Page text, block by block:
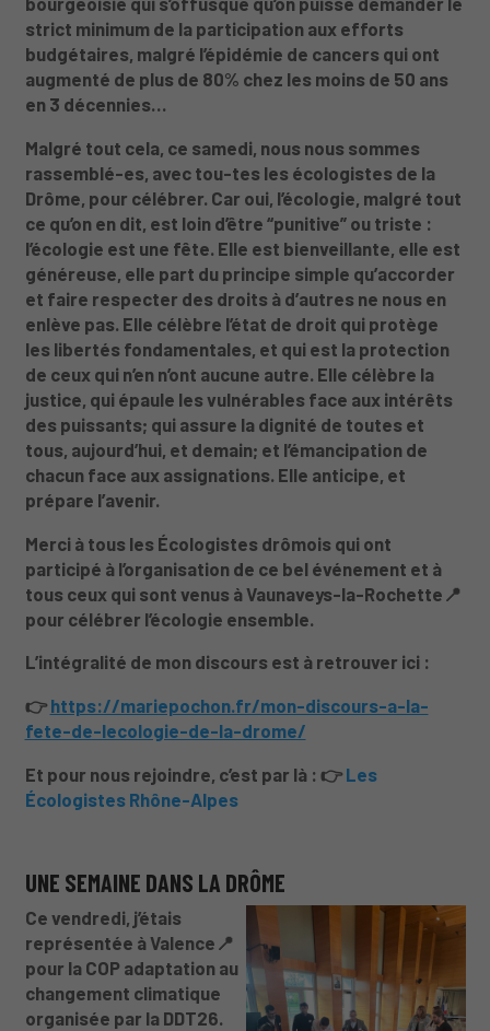
strict minimum de la participation aux efforts
budgétaires, malgré l’épidémie de cancers qui ont
augmenté de plus de 80% chez les moins de 50 ans
en 3 décennies…
Malgré tout cela, ce samedi, nous nous sommes
rassemblé-es, avec tou-tes les écologistes de la
Drôme, pour célébrer. Car oui, l’écologie, malgré tout
ce qu’on en dit, est loin d’être “punitive” ou triste :
l’écologie est une fête. Elle est bienveillante, elle est
généreuse, elle part du principe simple qu’accorder
et faire respecter des droits à d’autres ne nous en
enlève pas. Elle célèbre l’état de droit qui protège
les libertés fondamentales, et qui est la protection
de ceux qui n’en n’ont aucune autre. Elle célèbre la
justice, qui épaule les vulnérables face aux intérêts
des puissants; qui assure la dignité de toutes et
tous, aujourd’hui, et demain; et l’émancipation de
chacun face aux assignations. Elle anticipe, et
prépare l’avenir.
Merci à tous les Écologistes drômois qui ont
participé à l’organisation de ce bel événement et à
tous ceux qui sont venus à Vaunaveys-la-Rochette📍
pour célébrer l’écologie ensemble.
L’intégralité de mon discours est à retrouver ici :
👉 https://mariepochon.fr/mon-discours-a-la-
fete-de-lecologie-de-la-drome/
Et pour nous rejoindre, c’est par là : 👉 Les
Écologistes Rhône-Alpes
UNE SEMAINE DANS LA DRÔME
Ce vendredi, j’étais
représentée à Valence📍
pour la COP adaptation au
changement climatique
organisée par la DDT26.